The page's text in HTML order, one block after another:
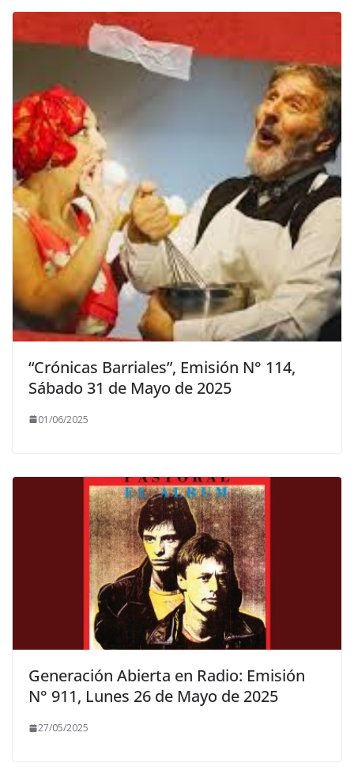
“Crónicas Barriales”, Emisión N° 114,
Sábado 31 de Mayo de 2025
01/06/2025
Generación Abierta en Radio: Emisión
N° 911, Lunes 26 de Mayo de 2025
27/05/2025